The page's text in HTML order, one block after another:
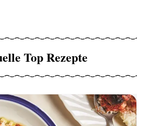
Top Rezepte